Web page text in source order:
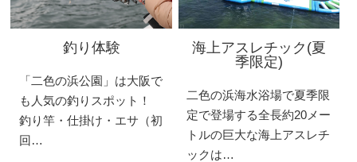
釣り体験
「二色の浜公園」は大阪で
も人気の釣りスポット！
釣り竿・仕掛け・エサ（初
回…
海上アスレチック(夏
季限定)
二色の浜海水浴場で夏季限
定で登場する全長約20メー
トルの巨大な海上アスレチ
ックは…